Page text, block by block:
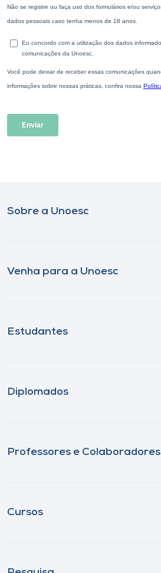
Sobre a Unoesc
Venha para a Unoesc
Estudantes
Diplomados
Professores e Colaboradores
Cursos